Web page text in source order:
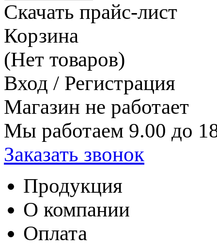
Скачать прайс-лист
Корзина
(Нет товаров)
Вход / Регистрация
Магазин не работает
Мы работаем 9.00 до
Заказать звонок
Продукция
О компании
Оплата